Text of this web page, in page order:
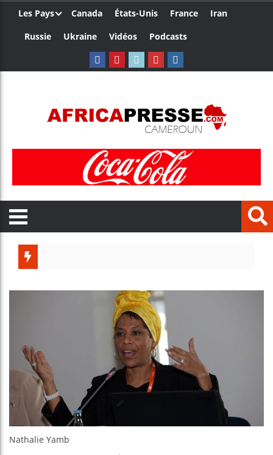
Les Pays Canada États-Unis France
Iran
Russie
Ukraine Vidéos Podcasts
Nathalie Yamb